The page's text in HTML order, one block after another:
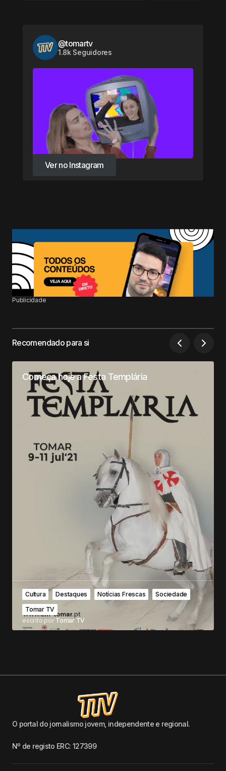
@tomartv
1.8k Seguidores
Ver no Instagram
Ver no Instagram
Publicidade
Recomendado para si
Começa hoje a Festa Templária
Cultura Destaques Notícias Frescas
Sociedade
Tomar TV
escrito por Tomar TV
O portal do jornalismo jovem, independente e regional.
Nº de registo ERC: 127399